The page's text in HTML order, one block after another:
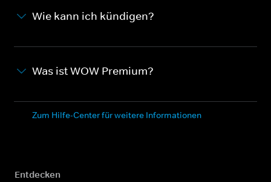
Wie kann ich kündigen?
Was ist WOW Premium?
Zum Hilfe-Center für weitere Informationen
Entdecken